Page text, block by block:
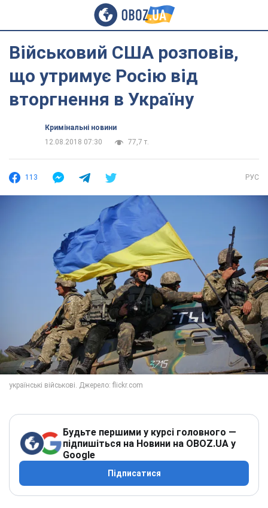
Військовий США розповів,
що утримує Росію від
вторгнення в Україну
Кримінальні новини
12.08.2018 07:30
77,7 т.
113 РУС
Будьте першими у курсі головного —
підпишіться на Новини на OBOZ.UA у
Google
Підписатися